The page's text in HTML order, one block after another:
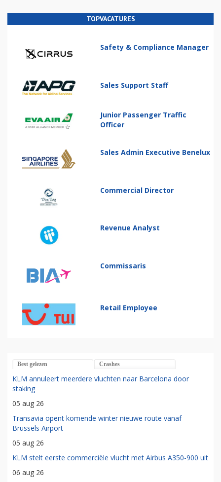
TOPVACATURES
Safety & Compliance Manager
Sales Support Staff
Junior Passenger Traffic
Officer
Sales Admin Executive Benelux
Commercial Director
Revenue Analyst
Commissaris
Retail Employee
Best gelezen Crashes
KLM annuleert meerdere vluchten naar Barcelona door
staking
05 aug 26
Transavia opent komende winter nieuwe route vanaf
Brussels Airport
05 aug 26
KLM stelt eerste commerciële vlucht met Airbus A350-900 uit
06 aug 26